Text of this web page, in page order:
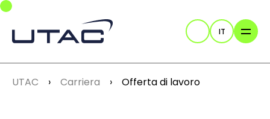
Skip to main navigation
Skip to main content
Skip to page footer
Cerca
IT
You are here:
UTAC Carriera Offerta di lavoro